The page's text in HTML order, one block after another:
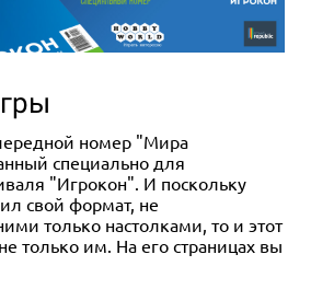
номер "Мира
специально для
"Игрокон". И поскольку
свой формат, не
только настолками, то и этот
только им. На его страницах вы